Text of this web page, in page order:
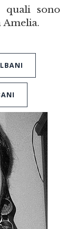
quali sono